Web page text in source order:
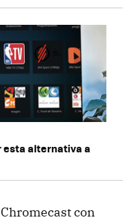
esta alternativa a
con